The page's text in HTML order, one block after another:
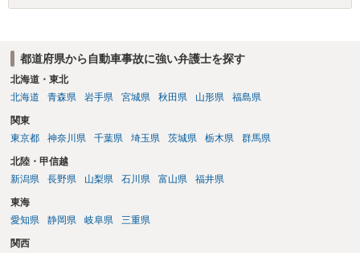
都道府県から自動車事故に強い弁護士を探す
北海道・東北
北海道
青森県 岩手県 宮城県 秋田県 山形県 福島県
関東
東京都
神奈川県 千葉県 埼玉県 茨城県 栃木県 群馬県
北陸・甲信越
新潟県
長野県 山梨県 石川県 富山県 福井県
東海
愛知県
静岡県 岐阜県 三重県
関西